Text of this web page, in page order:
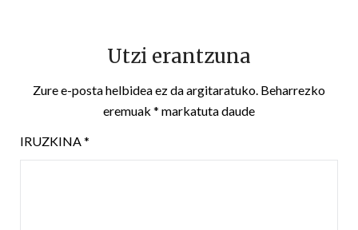
Utzi erantzuna
Zure e-posta helbidea ez da argitaratuko. Beharrezko
eremuak * markatuta daude
IRUZKINA*